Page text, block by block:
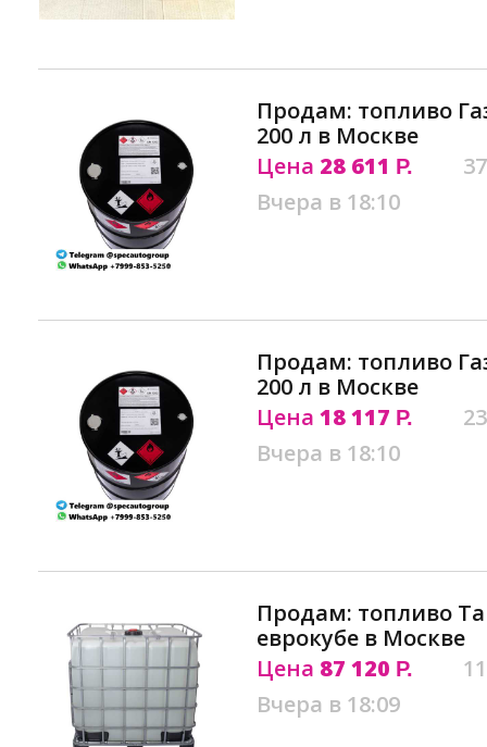
Продам: топливо
200 л в Москве
Цена 28 611 Р.
Вчера в 18:10
Продам: топливо
200 л в Москве
Цена 18 117 Р.
Вчера в 18:10
Продам: топливо
еврокубе в Москве
Цена 87 120 Р.
Вчера в 18:09